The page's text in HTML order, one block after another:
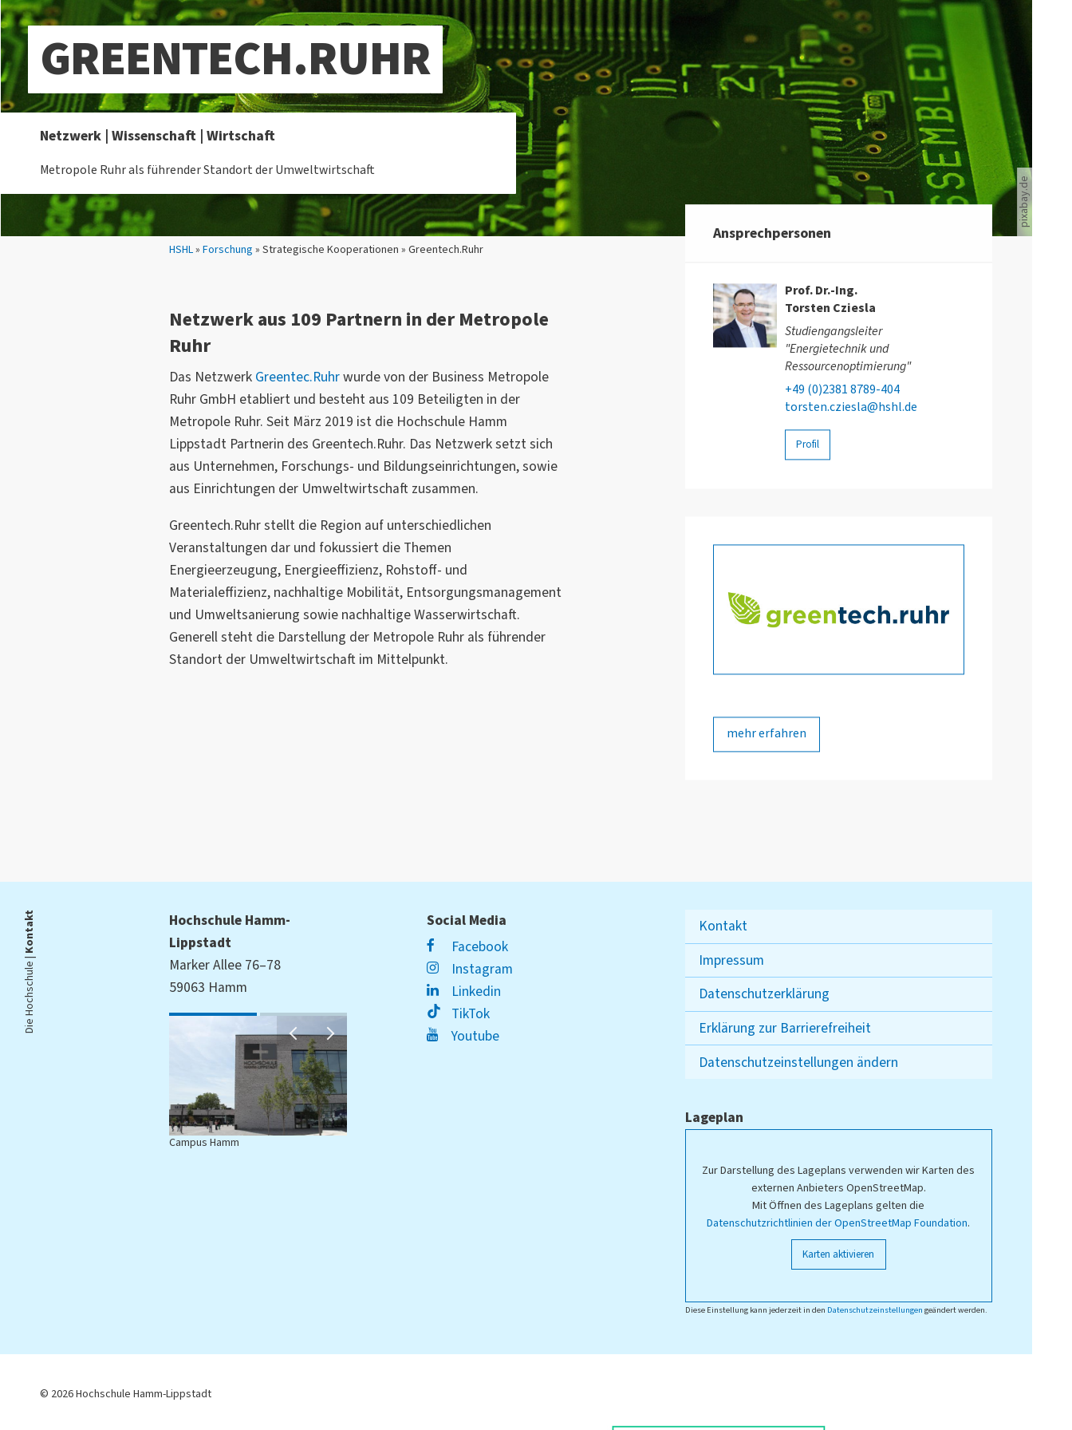
Sie sind hier:
HSHL» Forschung » Strategische Kooperationen » Greentech.Ruhr
Grünes Technikboard
pixabay.de
GREENTECH.RUHR
Netzwerk | Wissenschaft | Wirtschaft
Metropole Ruhr als führender Standort der Umweltwirtschaft
Netzwerk aus 109 Partnern in der Metropole
Ruhr
Das Netzwerk Greentec.Ruhrwurde von der Business Metropole
Ruhr GmbH etabliert und besteht aus 109 Beteiligten in der
Metropole Ruhr. Seit März 2019 ist die Hochschule Hamm
Lippstadt Partnerin des Greentech.Ruhr. Das Netzwerk setzt sich
aus Unternehmen, Forschungs- und Bildungseinrichtungen, sowie
aus Einrichtungen der Umweltwirtschaft zusammen.
Greentech.Ruhr stellt die Region auf unterschiedlichen
Veranstaltungen dar und fokussiert die Themen
Energieerzeugung, Energieeffizienz, Rohstoff- und
Materialeffizienz, nachhaltige Mobilität, Entsorgungsmanagement
und Umweltsanierung sowie nachhaltige Wasserwirtschaft.
Generell steht die Darstellung der Metropole Ruhr als führender
Standort der Umweltwirtschaft im Mittelpunkt.
Ansprechpersonen
Prof. Dr.-Ing.
Torsten Cziesla
Studiengangsleiter
"Energietechnik und
Ressourcenoptimierung"
+49 (0)2381 8789-404
torsten.cziesla@hshl.de
Profil
mehr erfahren
Die Hochschule |
Kontakt
Hochschule Hamm-
Lippstadt
Marker Allee 76–78
59063 Hamm
Campus Hamm
Social Media
Facebook
Instagram
Linkedin
TikTok
Youtube
Kontakt
Impressum
Datenschutzerklärung
Erklärung zur Barrierefreiheit
Datenschutzeinstellungen ändern
Lageplan
Zur Darstellung des Lageplans verwenden wir Karten des
externen Anbieters OpenStreetMap.
Mit Öffnen des Lageplans gelten die
Datenschutzrichtlinien der OpenStreetMap Foundation.
Karten aktivieren
Diese Einstellung kann jederzeit in den Datenschutzeinstellungen geändert werden.
© 2026 Hochschule Hamm-Lippstadt